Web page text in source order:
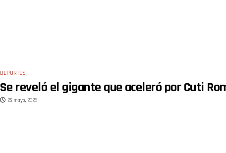
DEPORTES
Se reveló el gigante que aceleró por Cuti
25 mayo, 2026